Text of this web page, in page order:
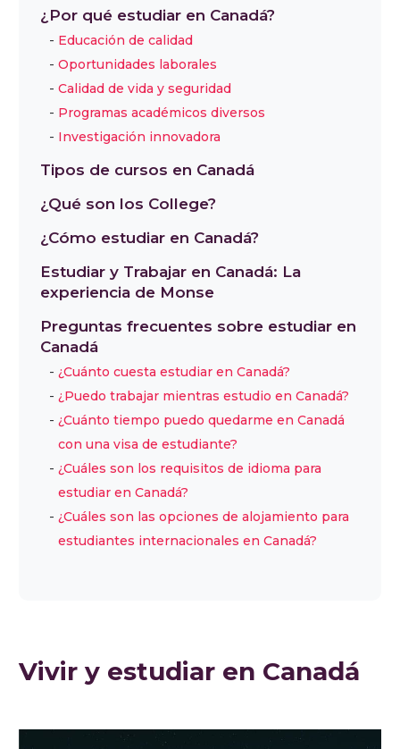
¿Por qué estudiar en Canadá?
Educación de calidad
Oportunidades laborales
Calidad de vida y seguridad
Programas académicos diversos
Investigación innovadora
Tipos de cursos en Canadá
¿Qué son los College?
¿Cómo estudiar en Canadá?
Estudiar y Trabajar en Canadá: La
experiencia de Monse
Preguntas frecuentes sobre estudiar en
Canadá
¿Cuánto cuesta estudiar en Canadá?
¿Puedo trabajar mientras estudio en Canadá?
¿Cuánto tiempo puedo quedarme en Canadá
con una visa de estudiante?
¿Cuáles son los requisitos de idioma para
estudiar en Canadá?
¿Cuáles son las opciones de alojamiento para
estudiantes internacionales en Canadá?
Vivir y estudiar en Canadá